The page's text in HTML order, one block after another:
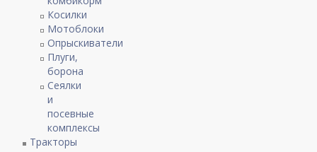
Косилки
Мотоблоки
Опрыскиватели
Плуги,
борона
Сеялки
и
посевные
комплексы
Тракторы